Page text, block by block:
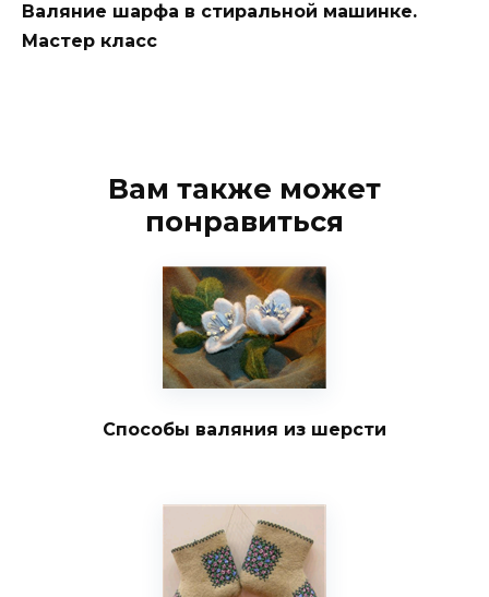
Валяние шарфа в стиральной машинке.
Мастер класс
Вам также может
понравиться
Способы валяния из шерсти